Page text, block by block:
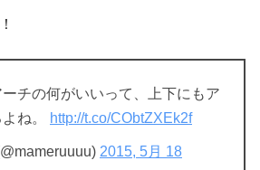
チの何がいいって、上下にもア
ね。
http://t.co/CObtZXEk2f
2015, 5月 18